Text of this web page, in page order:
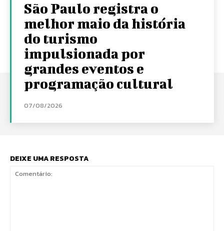
São Paulo registra o
melhor maio da história
do turismo
impulsionada por
grandes eventos e
programação cultural
07/08/2026
DEIXE UMA RESPOSTA